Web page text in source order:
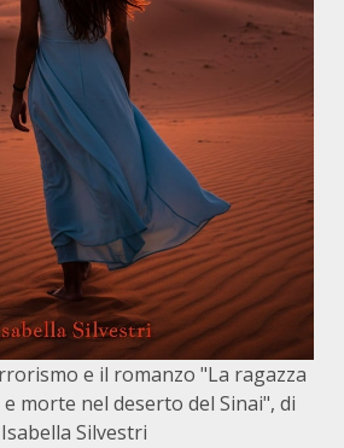
e il romanzo "La ragazza
morte nel deserto del Sinai", di
Isabella Silvestri